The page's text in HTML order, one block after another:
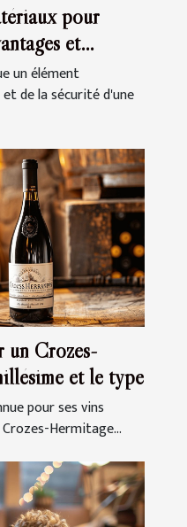
pour
et
un élément
de la sécurité d'une
un Crozes-
et le type
pour ses vins
Hermitage...